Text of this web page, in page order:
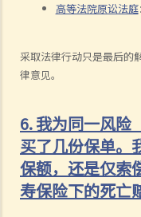
高等法院原讼法庭
采取法律行动只是最后的
律意见。
6. 我为同一风险
买了几份保单。
保额，还是仅索
寿保险下的死亡